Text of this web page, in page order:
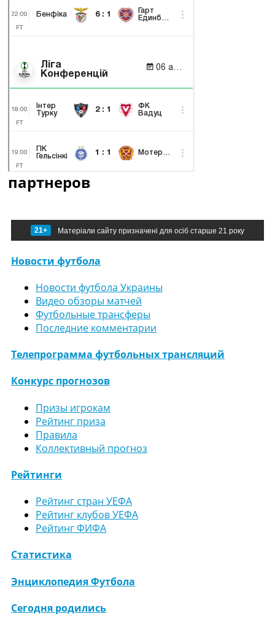
партнеров
21+ Матеріали сайту призначені для осіб старше 21 року
Новости футбола
Новости футбола Украины
Видео обзоры матчей
Футбольные трансферы
Последние комментарии
Телепрограмма футбольных трансляций
Конкурс прогнозов
Призы игрокам
Рейтинг приза
Правила
Коллективный прогноз
Рейтинги
Рейтинг стран УЕФА
Рейтинг клубов УЕФА
Рейтинг ФИФА
Статистика
Энциклопедия Футбола
Сегодня родились